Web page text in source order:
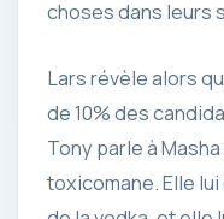
choses dans leurs
Lars révèle alors
de 10% des
Tony parle à
toxicomane. Elle